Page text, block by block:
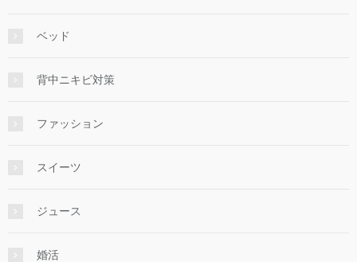
ベッド
背中ニキビ対策
ファッション
スイーツ
ジュース
婚活